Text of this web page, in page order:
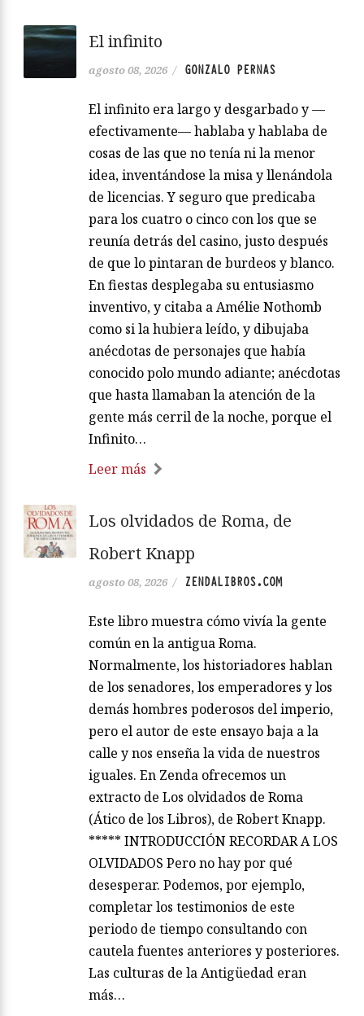
El infinito
agosto 08, 2026 / GONZALO PERNAS
El infinito era largo y desgarbado y —
efectivamente— hablaba y hablaba de
cosas de las que no tenía ni la menor
idea, inventándose la misa y llenándola
de licencias. Y seguro que predicaba
para los cuatro o cinco con los que se
reunía detrás del casino, justo después
de que lo pintaran de burdeos y blanco.
En fiestas desplegaba su entusiasmo
inventivo, y citaba a Amélie Nothomb
como si la hubiera leído, y dibujaba
anécdotas de personajes que había
conocido polo mundo adiante; anécdotas
que hasta llamaban la atención de la
gente más cerril de la noche, porque el
Infinito…
Leer más
Los olvidados de Roma, de
Robert Knapp
agosto 08, 2026 / ZENDALIBROS.COM
Este libro muestra cómo vivía la gente
común en la antigua Roma.
Normalmente, los historiadores hablan
de los senadores, los emperadores y los
demás hombres poderosos del imperio,
pero el autor de este ensayo baja a la
calle y nos enseña la vida de nuestros
iguales. En Zenda ofrecemos un
extracto de Los olvidados de Roma
(Ático de los Libros), de Robert Knapp.
***** INTRODUCCIÓN RECORDAR A LOS
OLVIDADOS Pero no hay por qué
desesperar. Podemos, por ejemplo,
completar los testimonios de este
periodo de tiempo consultando con
cautela fuentes anteriores y posteriores.
Las culturas de la Antigüedad eran
más…